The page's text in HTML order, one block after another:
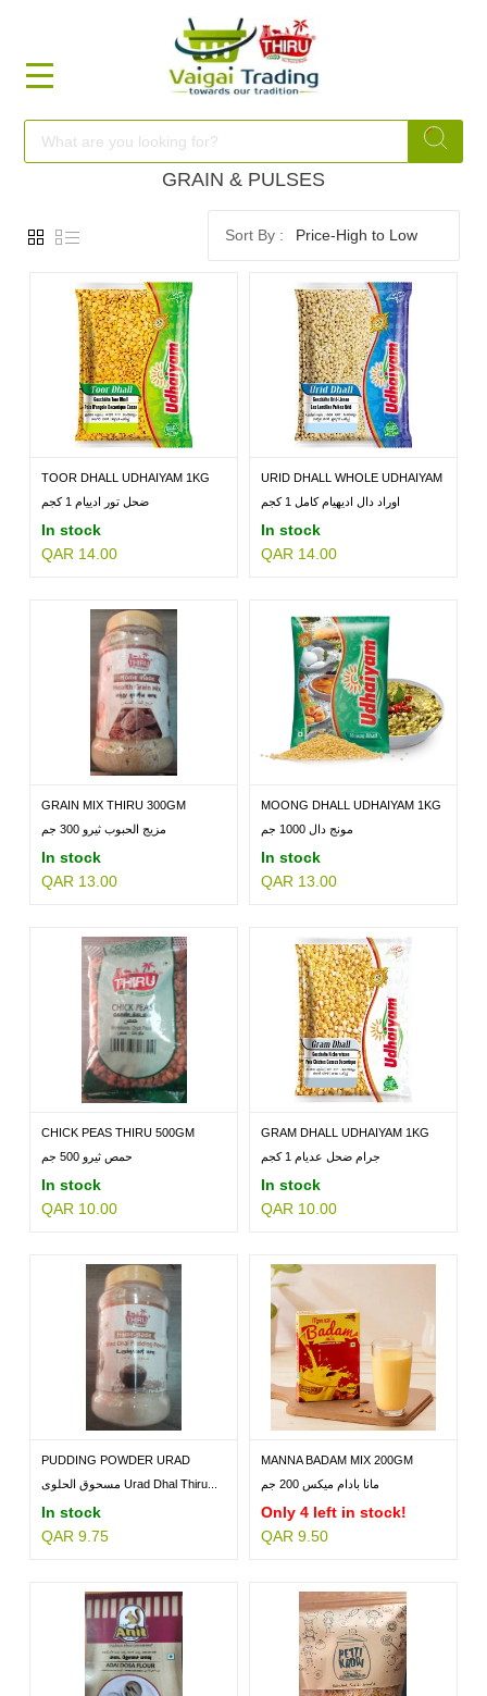
HOME
FOOD
FESTIVAL
FOOD
GRAIN & PULSES
Price-High to Low
TOOR DHALL UDHAIYAM 1KG
ضحل تور ادييام 1 كجم
In stock
QAR 14.00
URID DHALL WHOLE UDHAIYAM
1KG
اوراد دال اديهيام كامل 1 كجم
In stock
QAR 14.00
GRAIN MIX THIRU 300GM
مزيج الحبوب ثيرو 300 جم
In stock
QAR 13.00
MOONG DHALL UDHAIYAM 1KG
مونج دال 1000 جم
In stock
QAR 13.00
CHICK PEAS THIRU 500GM
حمص ثيرو 500 جم
In stock
QAR 10.00
GRAM DHALL UDHAIYAM 1KG
جرام ضحل عديام 1 كجم
In stock
QAR 10.00
PUDDING POWDER URAD
DHAL...
مسحوق الحلوى Urad Dhal Thiru...
In stock
QAR 9.75
MANNA BADAM MIX 200GM
مانا بادام ميكس 200 جم
Only 4 left in stock!
QAR 9.50